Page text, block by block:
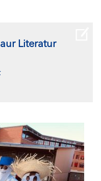
Literatur